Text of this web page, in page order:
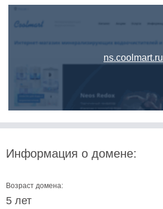
ns.coolmart.ru
Информация о домене:
Возраст домена:
5 лет